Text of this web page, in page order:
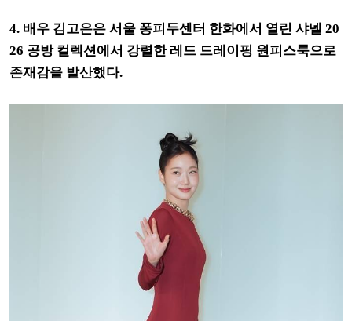
4. 배우 김고은은 서울 퐁피두센터 한화에서 열린 샤넬 20
26 공방 컬렉션에서 강렬한 레드 드레이핑 원피스룩으로
존재감을 발산했다.